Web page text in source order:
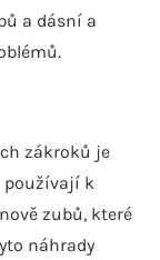
a dásní a
zákroků je
používají k
zubů, které
náhrady